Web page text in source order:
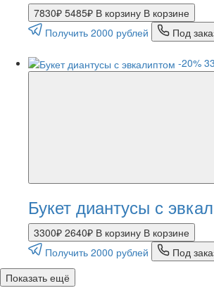
7830₽ 5485₽ В корзину В корзине
Получить 2000 рублей
Под
-20%
Букет диантусы с
3300₽ 2640₽ В корзину В корзине
Получить 2000 рублей
Под
Показать ещё